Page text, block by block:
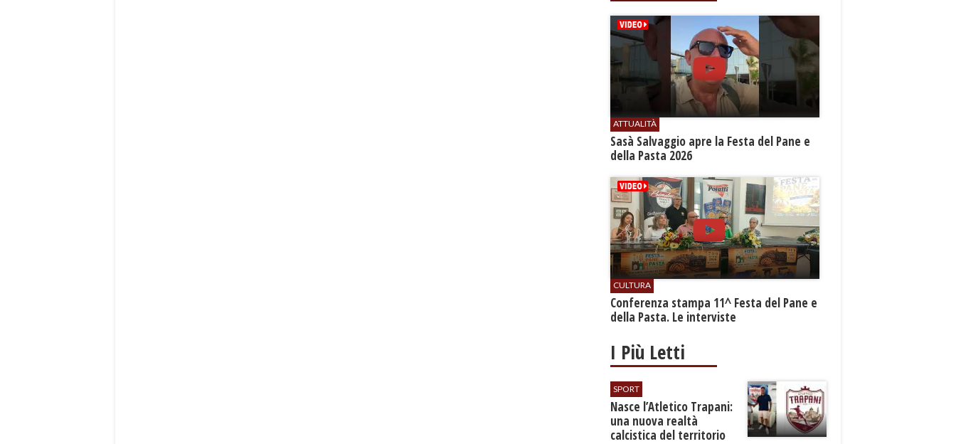
ATTUALITÀ
Sasà Salvaggio apre la Festa del Pane e
della Pasta 2026
CULTURA
Conferenza stampa 11^ Festa del Pane e
della Pasta. Le interviste
I Più Letti
SPORT
Nasce l’Atletico Trapani:
una nuova realtà
calcistica del territorio